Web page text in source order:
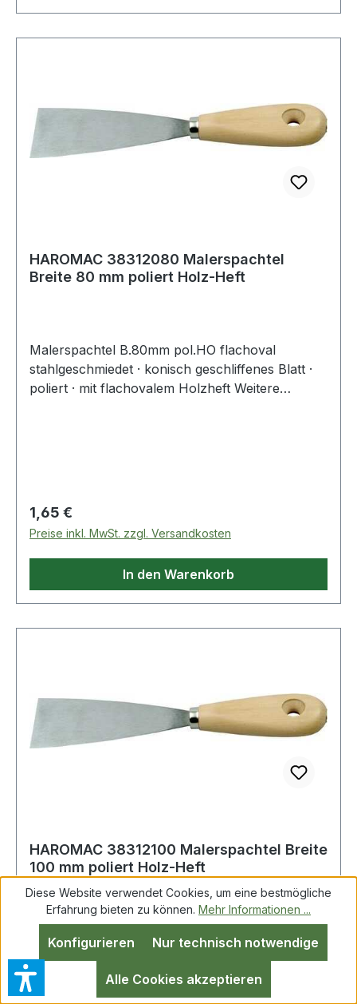
HAROMAC 38312080 Malerspachtel
Breite 80 mm poliert Holz-Heft
Malerspachtel B.80mm pol.HO flachoval
stahlgeschmiedet · konisch geschliffenes Blatt ·
poliert · mit flachovalem Holzheft Weitere
Regulärer Preis:
1,65 €
Preise inkl. MwSt. zzgl. Versandkosten
In den Warenkorb
HAROMAC 38312100 Malerspachtel Breite
100 mm poliert Holz-Heft
Malerspachtel B.100mm pol.HO flachoval
stahlgeschmiedet · konisch geschliffenes Blatt ·
poliert · mit flachovalem Holzheft Weitere
technische Eigenschaften: · Blattoberfläche:
Diese Website verwendet Cookies, um eine bestmögliche
Erfahrung bieten zu können. Mehr Informationen ...
Nur technisch notwendige
Konfigurieren
Alle Cookies akzeptieren